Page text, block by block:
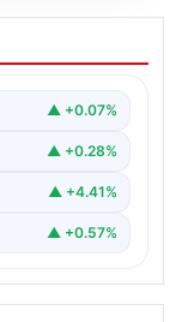
ikamet eden
▲ +0.07%
▲ +0.28%
▲ +4.41%
▲ +0.57%